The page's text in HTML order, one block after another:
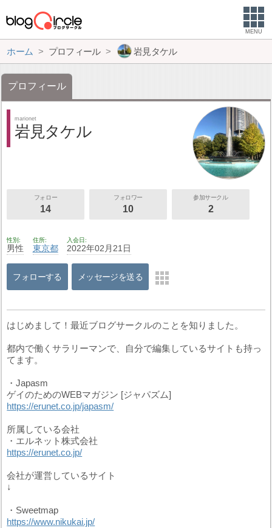
MENU
ホーム プロフィール 岩見タケル
プロフィール
marionet
岩見タケル
フォロー
14
フォロワー
10
参加サークル
2
性別
男性
住所
東京都
入会日
2022年02月21日
フォローする メッセージを送る
はじめまして！最近ブログサークルのことを知りました。
都内で働くサラリーマンで、自分で編集しているサイトも持っ
てます。
・Japasm
ゲイのためのWEBマガジン [ジャパズム]
https://erunet.co.jp/japasm/
所属している会社
・エルネット株式会社
https://erunet.co.jp/
会社が運営しているサイト
↓
・Sweetmap
https://www.nikukai.jp/